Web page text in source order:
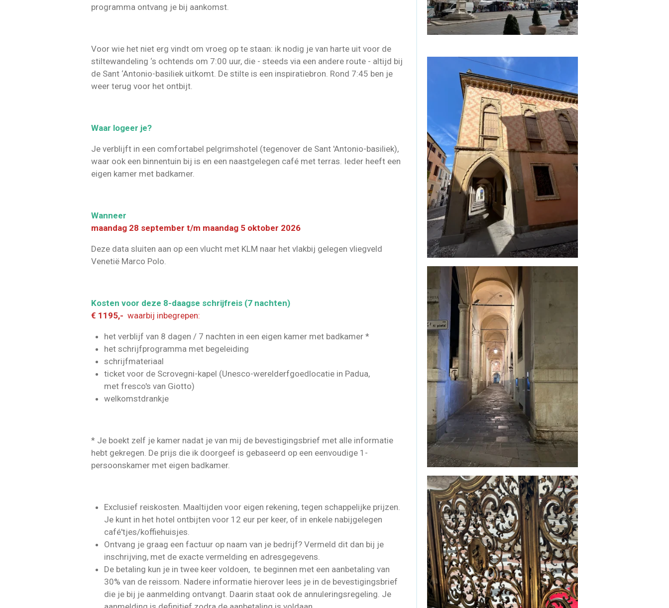
programma ontvang je bij aankomst.
Voor wie het niet erg vindt om vroeg op te staan: ik nodig je van harte uit voor de
stiltewandeling ‘s ochtends om 7:00 uur, die - steeds via een andere route - altijd bij
de Sant ‘Antonio-basiliek uitkomt. De stilte is een inspiratiebron. Rond 7:45 ben je
weer terug voor het ontbijt.
Waar logeer je?
Je verblijft in een comfortabel pelgrimshotel (tegenover de Sant 'Antonio-basiliek),
waar ook een binnentuin bij is en een naastgelegen café met terras. Ieder heeft een
eigen kamer met badkamer.
Wanneer
maandag 28 september t/m maandag 5 oktober 2026
Deze data sluiten aan op een vlucht met KLM naar het vlakbij gelegen vliegveld
Venetië Marco Polo.
Kosten voor deze 8-daagse schrijfreis (7 nachten)
€ 1195,- waarbij inbegrepen:
het verblijf van 8 dagen / 7 nachten in een eigen kamer met badkamer *
het schrijfprogramma met begeleiding
schrijfmateriaal
ticket voor de Scrovegni-kapel (Unesco-werelderfgoedlocatie in Padua,
met fresco's van Giotto)
welkomstdrankje
* Je boekt zelf je kamer nadat je van mij de bevestigingsbrief met alle informatie
hebt gekregen. De prijs die ik doorgeef is gebaseerd op een eenvoudige 1-
persoonskamer met eigen badkamer.
Exclusief reiskosten. Maaltijden voor eigen rekening, tegen schappelijke prijzen.
Je kunt in het hotel ontbijten voor 12 eur per keer, of in enkele nabijgelegen
café'tjes/koffiehuisjes.
Ontvang je graag een factuur op naam van je bedrijf? Vermeld dit dan bij je
inschrijving, met de exacte vermelding en adresgegevens.
De betaling kun je in twee keer voldoen, te beginnen met een aanbetaling van
30% van de reissom. Nadere informatie hierover lees je in de bevestigingsbrief
die je bij je aanmelding ontvangt. Daarin staat ook de annuleringsregeling. Je